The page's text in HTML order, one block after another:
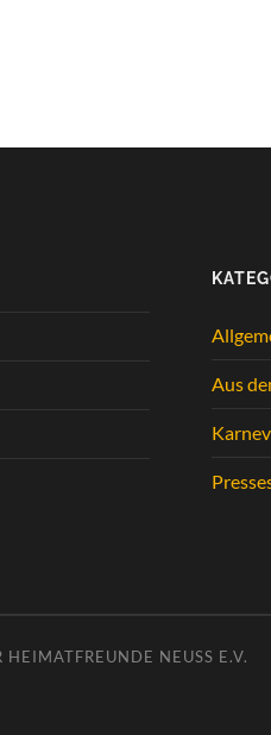
Aus
NEUSS E.V.